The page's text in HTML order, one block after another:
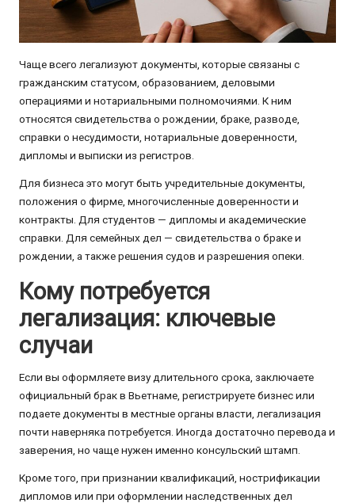
Чаще всего легализуют документы, которые связаны с
гражданским статусом, образованием, деловыми
операциями и нотариальными полномочиями. К ним
относятся свидетельства о рождении, браке, разводе,
справки о несудимости, нотариальные доверенности,
дипломы и выписки из регистров.
Для бизнеса это могут быть учредительные документы,
положения о фирме, многочисленные доверенности и
контракты. Для студентов — дипломы и академические
справки. Для семейных дел — свидетельства о браке и
рождении, а также решения судов и разрешения опеки.
Кому потребуется
легализация: ключевые
случаи
Если вы оформляете визу длительного срока, заключаете
официальный брак в Вьетнаме, регистрируете бизнес или
подаете документы в местные органы власти, легализация
почти наверняка потребуется. Иногда достаточно перевода и
заверения, но чаще нужен именно консульский штамп.
Кроме того, при признании квалификаций, нострификации
дипломов или при оформлении наследственных дел